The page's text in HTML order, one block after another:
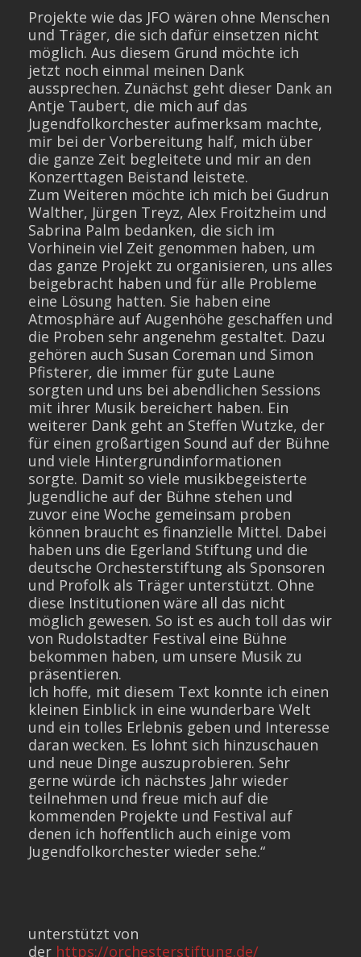
Projekte wie das JFO wären ohne Menschen
und Träger, die sich dafür einsetzen nicht
möglich. Aus diesem Grund möchte ich
jetzt noch einmal meinen Dank
aussprechen. Zunächst geht dieser Dank an
Antje Taubert, die mich auf das
Jugendfolkorchester aufmerksam machte,
mir bei der Vorbereitung half, mich über
die ganze Zeit begleitete und mir an den
Konzerttagen Beistand leistete.
Zum Weiteren möchte ich mich bei Gudrun
Walther, Jürgen Treyz, Alex Froitzheim und
Sabrina Palm bedanken, die sich im
Vorhinein viel Zeit genommen haben, um
das ganze Projekt zu organisieren, uns alles
beigebracht haben und für alle Probleme
eine Lösung hatten. Sie haben eine
Atmosphäre auf Augenhöhe geschaffen und
die Proben sehr angenehm gestaltet. Dazu
gehören auch Susan Coreman und Simon
Pfisterer, die immer für gute Laune
sorgten und uns bei abendlichen Sessions
mit ihrer Musik bereichert haben. Ein
weiterer Dank geht an Steffen Wutzke, der
für einen großartigen Sound auf der Bühne
und viele Hintergrundinformationen
sorgte. Damit so viele musikbegeisterte
Jugendliche auf der Bühne stehen und
zuvor eine Woche gemeinsam proben
können braucht es finanzielle Mittel. Dabei
haben uns die Egerland Stiftung und die
deutsche Orchesterstiftung als Sponsoren
und Profolk als Träger unterstützt. Ohne
diese Institutionen wäre all das nicht
möglich gewesen. So ist es auch toll das wir
von Rudolstadter Festival eine Bühne
bekommen haben, um unsere Musik zu
präsentieren.
Ich hoffe, mit diesem Text konnte ich einen
kleinen Einblick in eine wunderbare Welt
und ein tolles Erlebnis geben und Interesse
daran wecken. Es lohnt sich hinzuschauen
und neue Dinge auszuprobieren. Sehr
gerne würde ich nächstes Jahr wieder
teilnehmen und freue mich auf die
kommenden Projekte und Festival auf
denen ich hoffentlich auch einige vom
Jugendfolkorchester wieder sehe.“
unterstützt von
der https://orchesterstiftung.de/